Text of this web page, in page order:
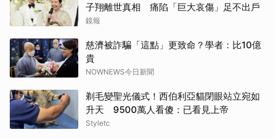
子翔離世真相 痛陷「巨大哀傷」足不出戶
鏡報
慈濟被詐騙「這點」更致命？學者：比10億
貴
NOWNEWS今日新聞
剃毛變聖光儀式！西伯利亞貓閉眼站立宛如
升天 9500萬人看傻：已看見上帝
Styletc
取消